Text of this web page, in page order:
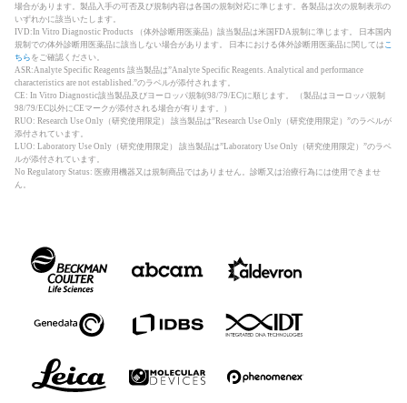
場合があります。製品入手の可否及び規制内容は各国の規制対応に準じます。各製品は次の規制表示の
いずれかに該当いたします。
IVD:In Vitro Diagnostic Products （体外診断用医薬品）該当製品は米国FDA規制に準じます。 日本国内
規制での体外診断用医薬品に該当しない場合があります。 日本における体外診断用医薬品に関しては こ
ちら をご確認ください。
ASR:Analyte Specific Reagents 該当製品は”Analyte Specific Reagents. Analytical and performance
characteristics are not established.”のラベルが添付されます。
CE: In Vitro Diagnostic該当製品及びヨーロッパ規制(98/79/EC)に順じます。 （製品はヨーロッパ規制
98/79/EC以外にCEマークが添付される場合が有ります。）
RUO: Research Use Only（研究使用限定） 該当製品は”Research Use Only（研究使用限定）”のラベルが
添付されています。
LUO: Laboratory Use Only（研究使用限定） 該当製品は”Laboratory Use Only（研究使用限定）”のラベ
ルが添付されています。
No Regulatory Status: 医療用機器又は規制商品ではありません。診断又は治療行為には使用できませ
ん。